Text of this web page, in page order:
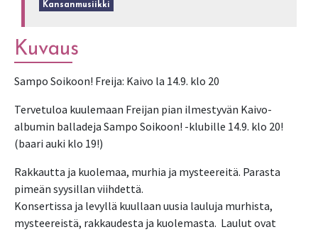
Kansanmusiikki
Kuvaus
Tervetuloa kuulemaan Freijan pian ilmestyvän Kaivo-
albumin balladeja Sampo Soikoon! -klubille 14.9. klo 20!
Rakkautta ja kuolemaa, murhia ja mysteereitä. Parasta
pimeän syysillan viihdettä.
Konsertissa ja levyllä kuullaan uusia lauluja murhista,
mysteereistä, rakkaudesta ja kuolemasta. Laulut ovat